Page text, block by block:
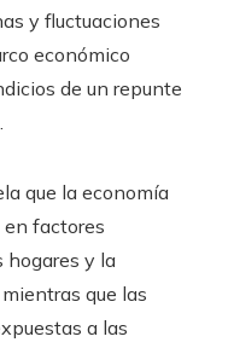
y fluctuaciones
económico
de un repunte
que la economía
en factores
hogares y la
que las
a las